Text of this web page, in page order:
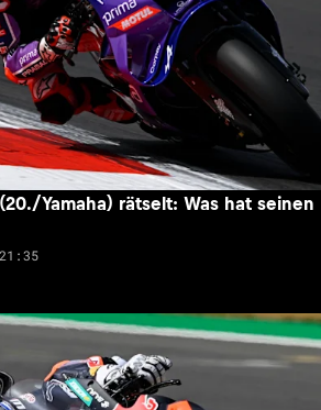
Yamaha) rätselt: Was hat seinen